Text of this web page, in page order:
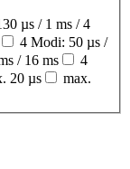
µs / 1 ms / 4
4 Modi: 50 µs /
/ 16 ms
4
20 µs
max.